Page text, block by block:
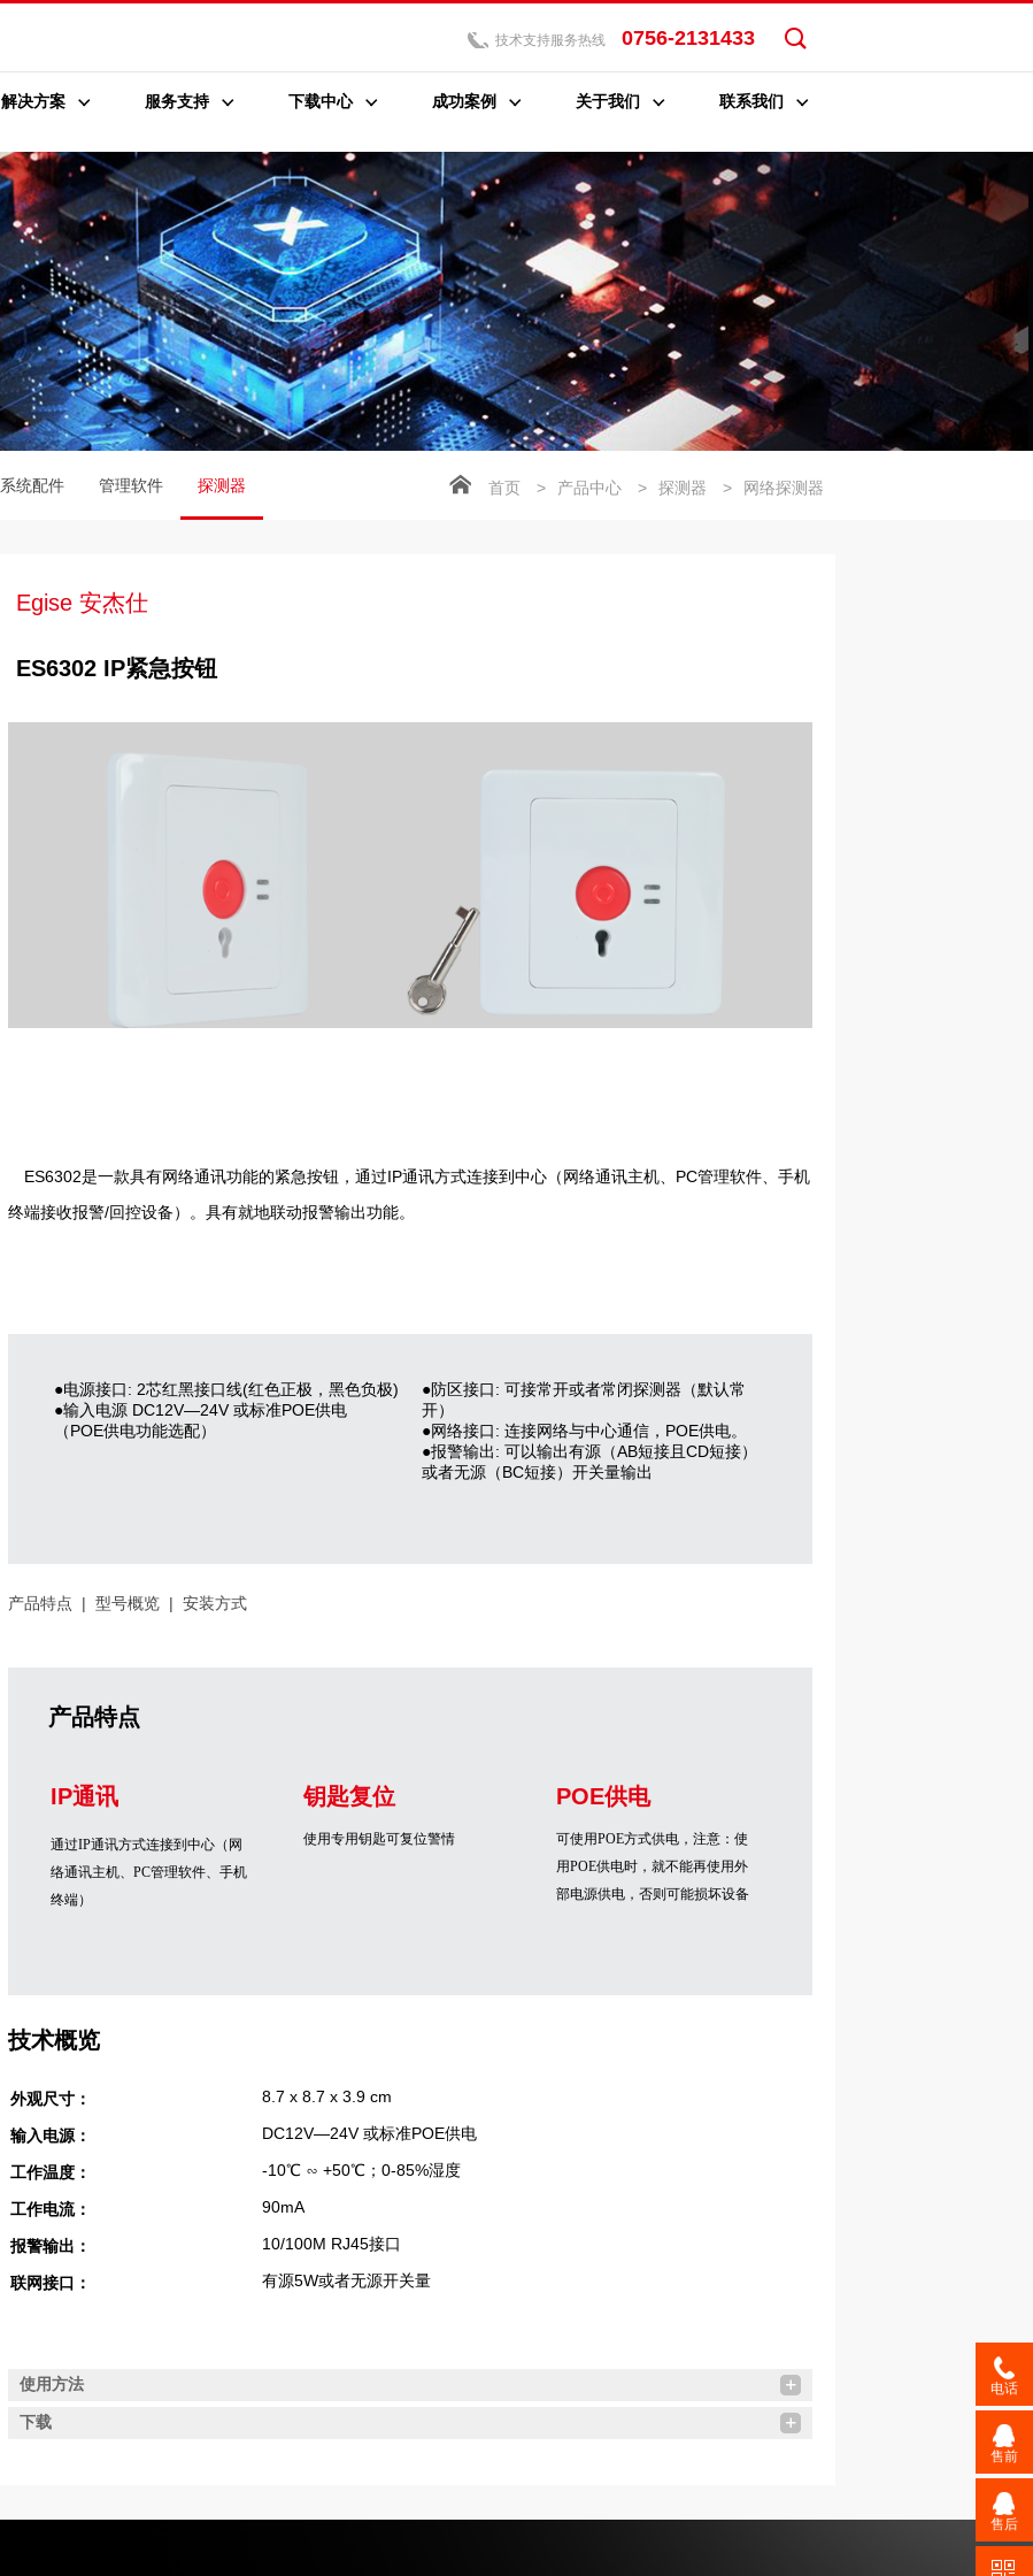
电话
售前
售后
技术支持服务热线 0756-2131433
解决方案 服务支持 下载中心 成功案例 关于我们 联系我们
系统配件 管理软件 探测器 首页 > 产品中心 > 探测器 > 网络探测器
Egise 安杰仕
ES6302 IP紧急按钮
ES6302是一款具有网络通讯功能的紧急按钮，通过IP通讯方式连接到中心（网络通讯主机、 PC管理软件、手机
终端接收报警/回控设备）。具有就地联动报警输出功能。
●电源接口: 2芯红黑接口线(红色正极，黑色负极)
●输入电源 DC12V—24V 或标准POE供电
（POE供电功能选配）
●防区接口: 可接常开或者常闭探测器（默认常
开）
●网络接口: 连接网络与中心通信，POE供电。
●报警输出: 可以输出有源（AB短接且CD短接）
或者无源（BC短接）开关量输出
产品特点 | 型号概览 | 安装方式
产品特点
IP通讯
通过IP通讯方式连接到中心（网
络通讯主机、 PC管理软件、手机
终端）
钥匙复位
使用专用钥匙可复位警情
POE供电
可使用POE方式供电，注意： 使
用POE供电时，就不能再使用外
部电源供电，否则可能损坏设备
技术概览
外观尺寸： 8.7 x 8.7 x 3.9 cm
输入电源： DC12V—24V 或标准POE供电
工作温度： -10℃ ∽ +50℃；0-85%湿度
工作电流： 90mA
报警输出： 10/100M RJ45接口
联网接口： 有源5W或者无源开关量
使用方法
下载